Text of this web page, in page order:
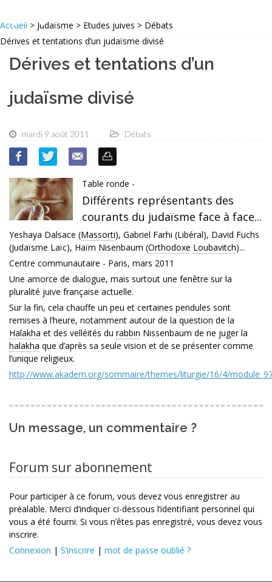
Accueil > Judaïsme > Etudes juives > Débats
Dérives et tentations d’un judaïsme divisé
Dérives et tentations d’un
judaïsme divisé
mardi 9 août 2011 Débats
Table ronde -
Différents représentants des
courants du judaïsme face à face...
Yeshaya Dalsace (Massorti), Gabriel Farhi (Libéral), David Fuchs
(Judaïsme Laïc), Haïm Nisenbaum (Orthodoxe Loubavitch)...
Centre communautaire - Paris, mars 2011
Une amorce de dialogue, mais surtout une fenêtre sur la
pluralité juive française actuelle.
Sur la fin, cela chauffe un peu et certaines pendules sont
remises à l’heure, notamment autour de la question de la
Halakha et des velléités du rabbin Nissenbaum de ne juger la
halakha que d’après sa seule vision et de se présenter comme
l’unique religieux.
http://www.akadem.org/sommaire/themes/liturgie/16/4/
Un message, un commentaire ?
Forum sur abonnement
Pour participer à ce forum, vous devez vous enregistrer au
préalable. Merci d’indiquer ci-dessous l’identifiant personnel qui
vous a été fourni. Si vous n’êtes pas enregistré, vous devez vous
inscrire.
Connexion | S’inscrire | mot de passe oublié ?